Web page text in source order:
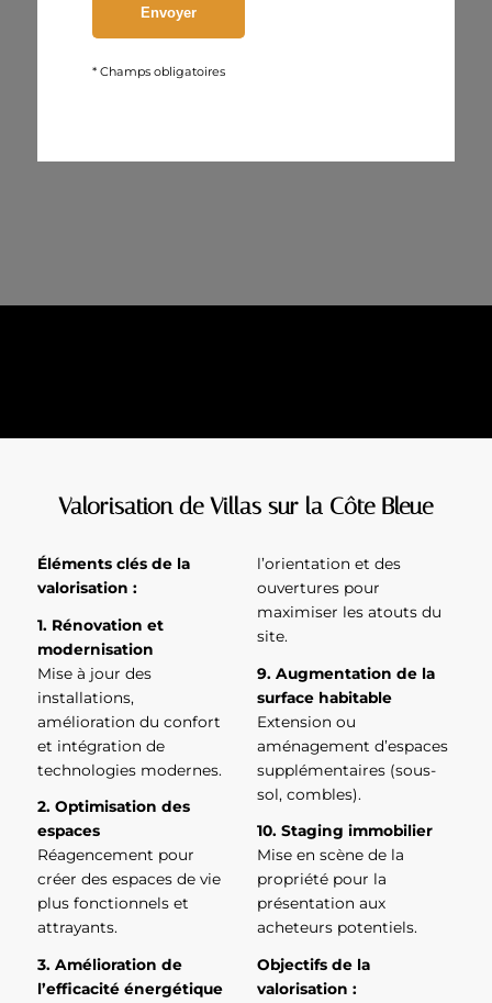
* Champs obligatoires
Valorisation de Villas sur la Côte Bleue
Éléments clés de la
valorisation :
1. Rénovation et
modernisation
Mise à jour des
installations,
amélioration du confort
et intégration de
technologies modernes.
2. Optimisation des
espaces
Réagencement pour
créer des espaces de vie
plus fonctionnels et
attrayants.
3. Amélioration de
l’efficacité énergétique
l’orientation et des
ouvertures pour
maximiser les atouts du
site.
9. Augmentation de la
surface habitable
Extension ou
aménagement d’espaces
supplémentaires (sous-
sol, combles).
10. Staging immobilier
Mise en scène de la
propriété pour la
présentation aux
acheteurs potentiels.
Objectifs de la
valorisation :